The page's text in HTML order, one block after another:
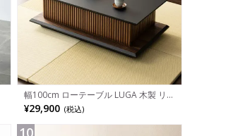
幅100cm ローテーブル LUGA 木製 リ
ビングテーブル 格子 座卓 収納付き セ
ンターテーブル おしゃれ コーヒーテー
ラック 完成品
¥29,900 (税込)
10